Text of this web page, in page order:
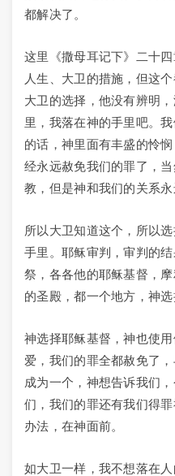
都解决了。
这里《撒母耳记下》二十
人生、大卫的措施，但这
大卫的选择，他没有辨明
里，我落在神的手里吧。
的话，神里面有丰盛的怜
经永远赦免我们的罪了，
教，但是神和我们的关系永
所以大卫知道这个，所以
手里。耶稣审判，审判的
祭，各各他的耶稣基督，
的圣殿，都一个地方，神选
神选择耶稣基督，神也使
爱，我们的罪全都赦免了
成为一个，神想告诉我们
们，我们的罪还有我们得
办法，在神面前。
如大卫一样，我不想落在